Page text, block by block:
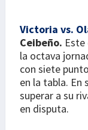
Victoria vs.
Ceibeño.
la octava
con siete
en la tabla.
superar a su
en disputa.